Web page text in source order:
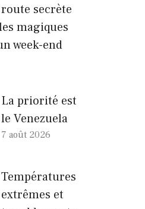
route secrète
magiques
week-end
La priorité est
le Venezuela
7 août 2026
Températures
extrêmes et